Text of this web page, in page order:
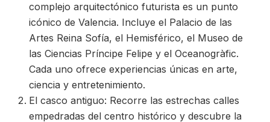
complejo arquitectónico futurista es un punto
icónico de Valencia. Incluye el Palacio de las
Artes Reina Sofía, el Hemisférico, el Museo de
las Ciencias Príncipe Felipe y el Oceanogràfic.
Cada uno ofrece experiencias únicas en arte,
ciencia y entretenimiento.
El casco antiguo: Recorre las estrechas calles
empedradas del centro histórico y descubre la